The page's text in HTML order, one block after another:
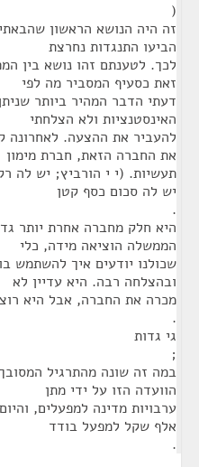
(
זה היה הנושא הראשון
הביעו התנגדות נחרצת
לכך. לטענתם זהו נושא בין
זאת כסעיף המסביר מה לפי
דעתי הדבר המהיר ביותר
האינסטנציות ולא הצלחתי
להעביר את ההצעה. לאחרונה
את החברה הזאת, חברת מימון
תעשיות. (י י הורביץ; יש לה
יש לה סכום כסף קטן
.
היא חלק מחברה אחרת יותר
הממשלה הוציאה מידה, כלי
שכולנו יודעים איך להשתמש
ובהצלחה רבה. היא עדיין לא
מכרה את החברה, אבל היא
.
גי גדות
;
במה זה שונה מהתרגיל
הוועדה הזו על ידי מתן
אלף שקל למפעל בודד
.